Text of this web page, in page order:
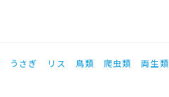
うさぎ リス 鳥類 爬虫類 両生類